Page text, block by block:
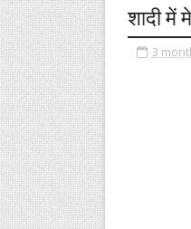
शादी में
3